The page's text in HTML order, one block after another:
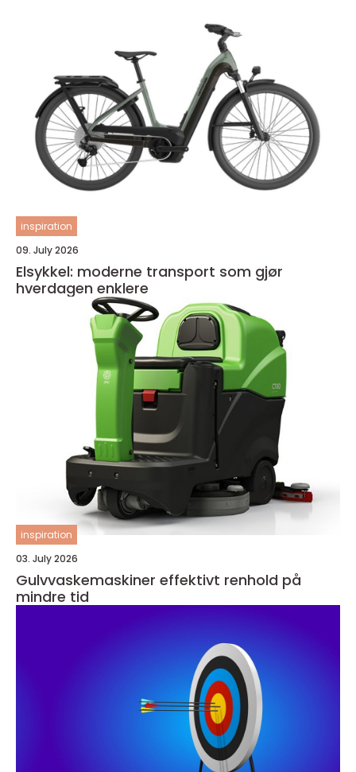
inspiration
09. July 2026
Elsykkel: moderne transport som gjør
hverdagen enklere
inspiration
03. July 2026
Gulvvaskemaskiner effektivt renhold på
mindre tid